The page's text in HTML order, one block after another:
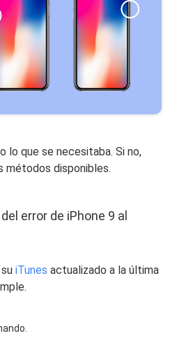
lo que se necesitaba. Si no,
métodos disponibles.
error de iPhone 9 al
suiTunesactualizado a la última